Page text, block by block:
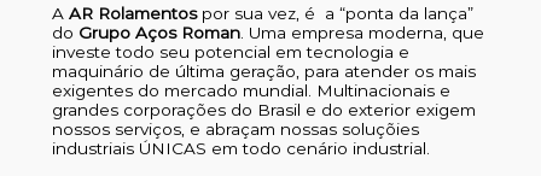
A AR Rolamentospor sua vez, é a “ponta da lança”
do Grupo Aços Roman. Uma empresa moderna, que
investe todo seu potencial em tecnologia e
maquinário de última geração, para atender os mais
exigentes do mercado mundial. Multinacionais e
grandes corporações do Brasil e do exterior exigem
nossos serviços, e abraçam nossas soluçõies
industriais ÚNICAS em todo cenário industrial.